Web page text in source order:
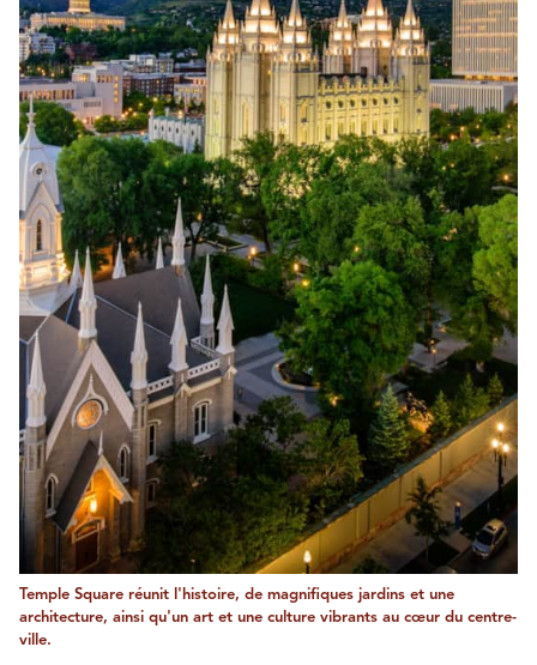
Temple Square réunit l'histoire, de magnifiques jardins et une
architecture, ainsi qu'un art et une culture vibrants au cœur du centre-
ville.